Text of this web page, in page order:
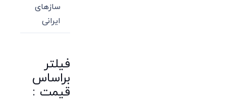
سازهای
ایرانی
فیلتر
براساس
قیمت :